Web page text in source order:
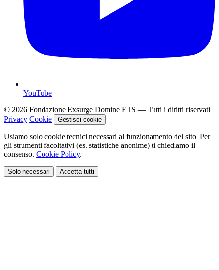
YouTube
© 2026 Fondazione Exsurge Domine ETS — Tutti i diritti riservati
Privacy Cookie Gestisci cookie
Usiamo solo cookie tecnici necessari al funzionamento del sito. Per
gli strumenti facoltativi (es. statistiche anonime) ti chiediamo il
consenso. Cookie Policy.
Solo necessari Accetta tutti